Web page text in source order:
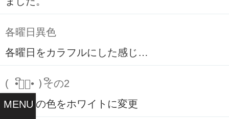
MENU
各曜日異色
各曜日をカラフルにした感じ…
( ິ•ᆺ⃘• )ິその2
リンクの色をホワイトに変更